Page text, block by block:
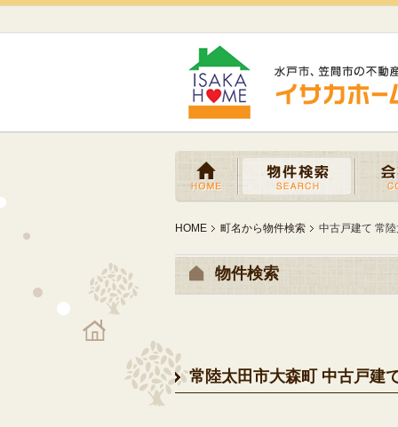
HOME 町名から物件検索 中古戸建て 常
物件検索
常陸太田市大森町 中古戸建